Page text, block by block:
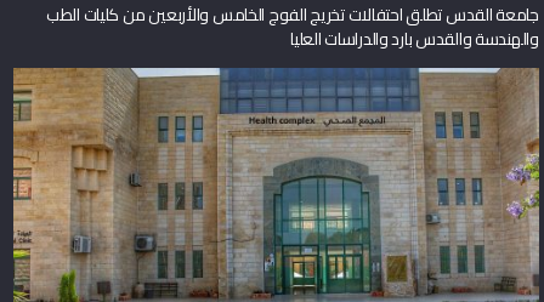
جامعة القدس تطلق احتفالات تخريج الفوج الخامس والأربعين من كليات الطب
والهندسة والقدس بارد والدراسات العليا